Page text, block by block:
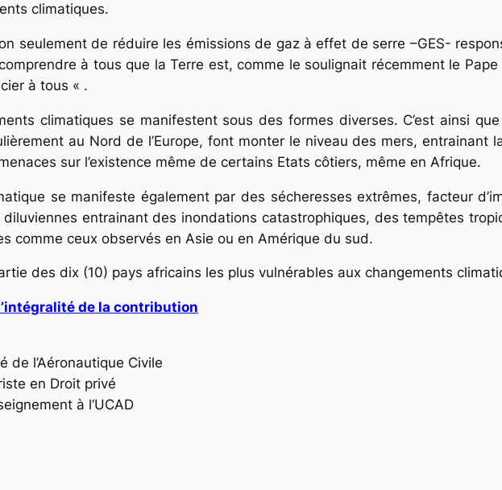
climatiques.
seulement de réduire les émissions de gaz à effet de serre –GES-
à tous que la Terre est, comme le soulignait récemment le
à tous « .
climatiques se manifestent sous des formes diverses. C’est ainsi
au Nord de l’Europe, font monter le niveau des mers, entrainant
sur l’existence même de certains Etats côtiers, même en Afrique.
se manifeste également par des sécheresses extrêmes, facteur
entrainant des inondations catastrophiques, des tempêtes
comme ceux observés en Asie ou en Amérique du sud.
des dix (10) pays africains les plus vulnérables aux changements
de la contribution
de l’Aéronautique Civile
en Droit privé
à l’UCAD